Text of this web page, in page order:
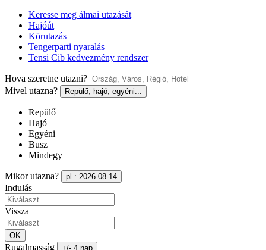
Keresse meg álmai utazását
Hajóút
Körutazás
Tengerparti nyaralás
Tensi Cib kedvezmény rendszer
Hova szeretne utazni?
Mivel utazna?
Repülő, hajó, egyéni...
Repülő
Hajó
Egyéni
Busz
Mindegy
Mikor utazna? pl.: 2026-08-14
Indulás
Vissza
OK
Rugalmasság +/- 4 nap